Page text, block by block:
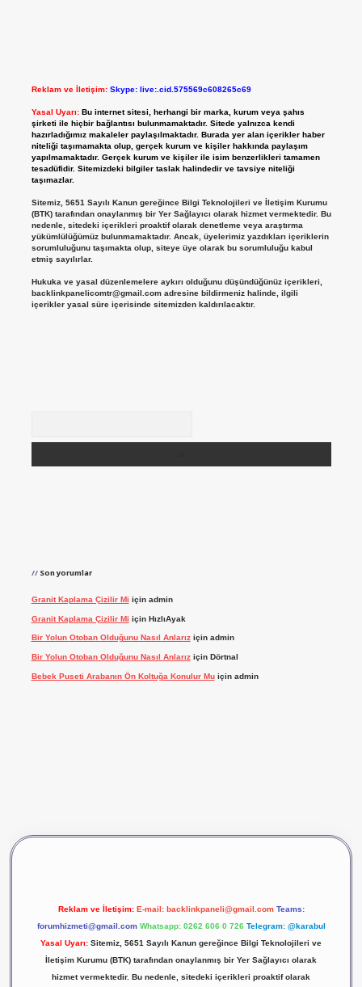
Reklam ve İletişim: Skype: live:.cid.575569c608265c69
Yasal Uyarı: Bu internet sitesi, herhangi bir marka, kurum veya şahıs
şirketi ile hiçbir bağlantısı bulunmamaktadır. Sitede yalnızca kendi
hazırladığımız makaleler paylaşılmaktadır. Burada yer alan içerikler haber
niteliği taşımamakta olup, gerçek kurum ve kişiler hakkında paylaşım
yapılmamaktadır. Gerçek kurum ve kişiler ile isim benzerlikleri tamamen
tesadüfidir. Sitemizdeki bilgiler taslak halindedir ve tavsiye niteliği
taşımazlar.
Sitemiz, 5651 Sayılı Kanun gereğince Bilgi Teknolojileri ve İletişim Kurumu
(BTK) tarafından onaylanmış bir Yer Sağlayıcı olarak hizmet vermektedir. Bu
nedenle, sitedeki içerikleri proaktif olarak denetleme veya araştırma
yükümlülüğümüz bulunmamaktadır. Ancak, üyelerimiz yazdıkları içeriklerin
sorumluluğunu taşımakta olup, siteye üye olarak bu sorumluluğu kabul
etmiş sayılırlar.
Hukuka ve yasal düzenlemelere aykırı olduğunu düşündüğünüz içerikleri,
backlinkpanelicomtr@gmail.comadresine bildirmeniz halinde, ilgili
içerikler yasal süre içerisinde sitemizden kaldırılacaktır.
Son yorumlar
Granit Kaplama Çizilir Mi için admin
Granit Kaplama Çizilir Mi için HızlıAyak
Bir Yolun Otoban Olduğunu Nasıl Anlarıziçin admin
Bir Yolun Otoban Olduğunu Nasıl Anlarıziçin Dörtnal
Bebek Puseti Arabanın Ön Koltuğa Konulur Muiçin admin
Reklam ve İletişim: E-mail: backlinkpaneli@gmail.com Teams:
forumhizmeti@gmail.com Whatsapp: 0262 606 0 726 Telegram: @karabul
Yasal Uyarı: Sitemiz, 5651 Sayılı Kanun gereğince Bilgi Teknolojileri ve
İletişim Kurumu (BTK) tarafından onaylanmış bir Yer Sağlayıcı olarak
hizmet vermektedir. Bu nedenle, sitedeki içerikleri proaktif olarak